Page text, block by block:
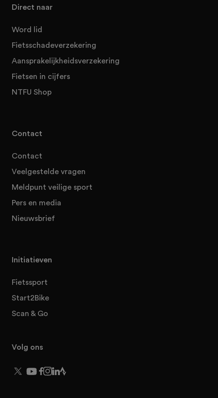
Direct naar
Word lid
Fietsschadeverzekering
Aansprakelijkheidsverzekering
Fietsen in cijfers
NTFU Shop
Contact
Contact
Veelgestelde vragen
Meldpunt veilige sport
Pers en media
Nieuwsbrief
Initiatieven
Fietssport
Start2Bike
Scan & Go
Volg ons